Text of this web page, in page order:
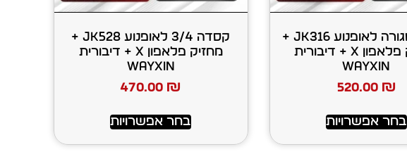
קסדה סגורה לאופנוע JK316 +
מחזיק פלאפון X + דיבורית
WAYXIN
520.00 ₪
בחר אפשרויות
קסדה 3/4 לאופנוע JK528 +
מחזיק פלאפון X + דיבורית
WAYXIN
470.00 ₪
בחר אפשרויות